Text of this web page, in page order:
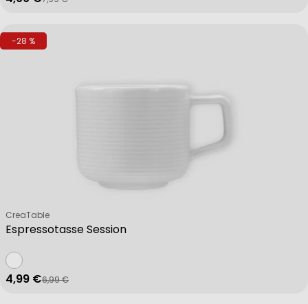
-28 %
Espressotasse Session
Verkäufer:
CreaTable
Verkaufspreis
4,99 €
Regulärer Preis
6,99 €